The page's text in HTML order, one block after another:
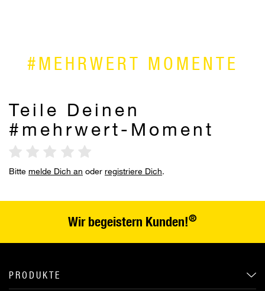
#MEHRWERT MOMENTE
Teile Deinen
#mehrwert-Moment
Bitte melde Dich an oder registriere Dich.
Wir begeistern Kunden!®
PRODUKTE